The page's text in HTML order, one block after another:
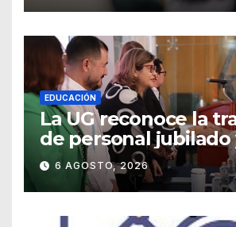
EDUCACIÓN
La UG reconoce la
de personal jubilado
agradece su legado
6 AGOSTO, 2026